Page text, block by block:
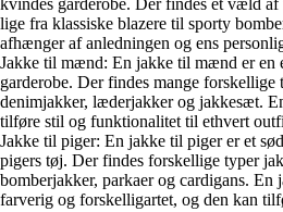
lige fra klassiske blazere til sporty
afhænger af anledningen og ens
Jakke til mænd: En jakke til mænd er en
garderobe. Der findes mange
denimjakker, læderjakker og jakkesæt.
tilføre stil og funktionalitet til ethvert
Jakke til piger: En jakke til piger er et
pigers tøj. Der findes forskellige typer
bomberjakker, parkaer og cardigans.
farverig og forskelligartet, og den kan